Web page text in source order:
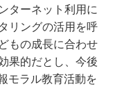
ターネット利用に
リングの活用を呼
もの成長に合わせ
果的だとし、今後
モラル教育活動を